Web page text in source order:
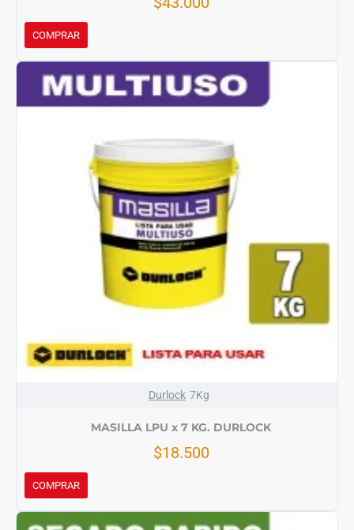
COMPRAR
Durlock 7Kg
MASILLA LPU x 7 KG. DURLOCK
$18.500
COMPRAR